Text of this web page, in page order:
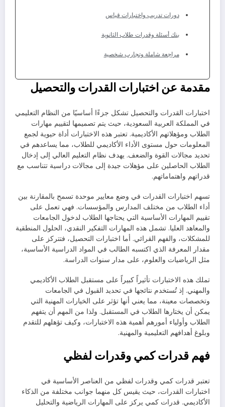
دورات تدريب واختبارات قياس
بنك أسئلة وقدرات طلاب الثانوية
مراجعة شاملة وتجارب شخصية
مقدمة عن اختبارات القدرات والتحصيل
اختبارات القدرات والتحصيل تشكل جزءًا أساسيًا من النظام التعليمي
في المملكة العربية السعودية، حيث يتم تصميمها لتقييم مهارات
الطلاب ومؤهلاتهم الأكاديمية. تعتبر هذه الاختبارات أداة حيوية لجمع
المعلومات حول مستوى الأداء الأكاديمي للطلاب، مما يساعدهم في
تحديد مجالات القوة والضعف. يهدف نظام التعليم العالي إلى إدخال
الطلاب الحاصلين على مؤهلات جيدة إلى مجالات دراسية تتناسب مع
قدراتهم واهتماماتهم.
تسهم اختبارات القدرات في وضع معايير موحدة تسمح بالمقارنة بين
أداء الطلاب من مختلف المدارس والمؤسسات. فهي تعمل على
تقييم المهارات الأساسية التي يحتاجها الطلاب لدخول الجامعات
والمعاهد العليا. تشمل هذه المهارات التفكير النقدي، الحلول المنطقية
للمشكلات، والفهم القرائي. أما اختبارات التحصيل، فتتركز على
مقدار المعرفة الذي اكتسبه الطالب في المواد الدراسية الأساسية،
مثل الرياضيات والعلوم، على مدار سنوات الدراسة.
تملك هذه الاختبارات تأثيراً كبيراً على مستقبل الطلاب الأكاديمي
والمهني. إذ تُستخدم نتائجها في تحديد القبول في الجامعات
وتخصصات معينة، مما يعني أنها تؤثر على الخيارات المهنية التي
يمكن أن يختارها الطلاب في المستقبل. ولذا من المهم أن يتفهم
الطلاب وأولياء أمورهم أهمية هذه الاختبارات، وكيف تؤهلهم للتقدم
وبلوغ أهدافهم التعليمية والمهنية.
فهم قدرات كمي وقدرات لفظي
تعتبر قدرات كمي وقدرات لفظي من العناصر الأساسية في
اختبارات القدرات، حيث يقيس كل منهما جوانب مختلفة من الذكاء
الأكاديمي. قدرات كمي يركز على المهارات الرياضية والتحليل